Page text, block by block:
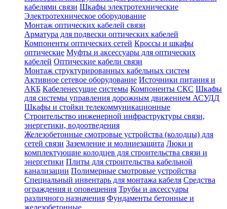
кабелями связи Шкафы электротехнические
Электротехническое оборудование
Монтаж оптических кабелей связи
Арматура для подвески оптических кабелей
Компоненты оптических сетей Кроссы и шкафы
оптические Муфты и аксессуары для оптических
кабелей Оптические кабели связи
Монтаж структурированных кабельных систем
Активное сетевое оборудование Источники питания и
АКБ Кабеленесущие системы Компоненты СКС Шкафы
для системы управления дорожным движением АСУДД
Шкафы и стойки телекоммуникационные
Строительство инженерной инфраструктуры связи,
энергетики, водоотведения
Железобетонные смотровые устройства (колодцы) для
сетей связи Заземление и молниезащита Люки и
комплектующие колодцев для строительства связи и
энергетики Плиты для строительства кабельной
канализации Полимерные смотровые устройства
Специальный инвентарь для монтажа кабеля Средства
ограждения и оповещения Трубы и аксессуары
различного назначения Фундаменты бетонные и
железобетонные